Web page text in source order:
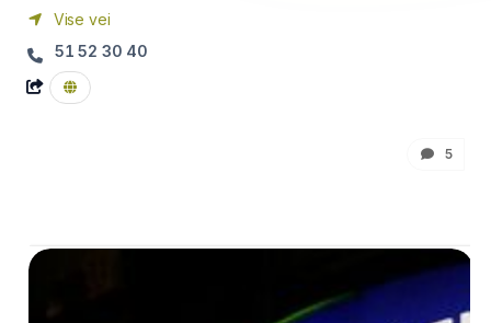
Vise vei
51 52 30 40
5